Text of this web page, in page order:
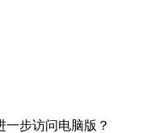
步访问电脑版？